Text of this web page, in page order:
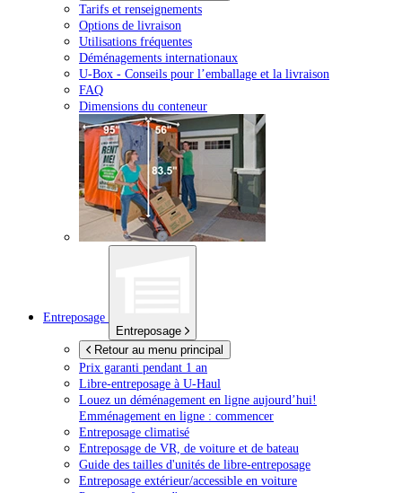
Tarifs et renseignements
Options de livraison
Utilisations fréquentes
Déménagements internationaux
U-Box - Conseils pour l’emballage et la livraison
FAQ
Dimensions du conteneur
Entreposage
Entreposage
Retour au menu principal
Prix garanti pendant 1 an
Libre-entreposage à U-Haul
Louez un déménagement en ligne aujourd’hui!
Emménagement en ligne : commencer
Entreposage climatisé
Entreposage de VR, de voiture et de bateau
Guide des tailles d'unités de libre-entreposage
Entreposage extérieur/accessible en voiture